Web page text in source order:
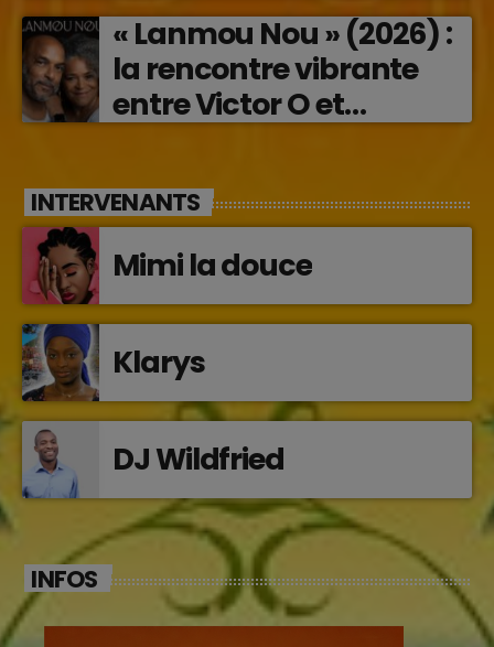
« Lanmou Nou » (2026) :
la rencontre vibrante
entre Victor O et
INTERVENANTS
Mimi la douce
Klarys
DJ Wildfried
INFOS